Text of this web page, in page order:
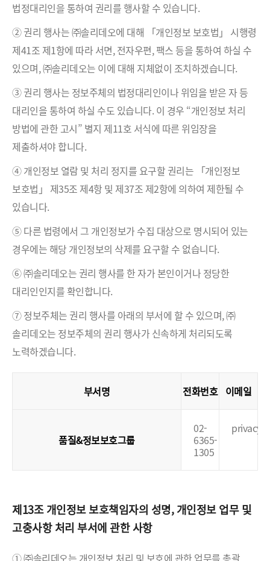
법정대리인을 통하여 권리를 행사할 수 있습니다.
② 권리 행사는 ㈜솔리데오에 대해 「개인정보 보호법」 시행령
제41조 제1항에 따라 서면, 전자우편, 팩스 등을 통하여 하실 수
있으며, ㈜솔리데오는 이에 대해 지체없이 조치하겠습니다.
③ 권리 행사는 정보주체의 법정대리인이나 위임을 받은 자 등
대리인을 통하여 하실 수도 있습니다. 이 경우 “개인정보 처리
방법에 관한 고시” 별지 제11호 서식에 따른 위임장을
제출하셔야 합니다.
④ 개인정보 열람 및 처리 정지를 요구할 권리는 「개인정보
보호법」 제35조 제4항 및 제37조 제2항에 의하여 제한될 수
있습니다.
⑤ 다른 법령에서 그 개인정보가 수집 대상으로 명시되어 있는
경우에는 해당 개인정보의 삭제를 요구할 수 없습니다.
⑥ ㈜솔리데오는 권리 행사를 한 자가 본인이거나 정당한
대리인인지를 확인합니다.
⑦ 정보주체는 권리 행사를 아래의 부서에 할 수 있으며, ㈜
솔리데오는 정보주체의 권리 행사가 신속하게 처리되도록
노력하겠습니다.
부서명 전화번호 이메일
품질&정보보호그룹
02-
6365-
1305
제13조 개인정보 보호책임자의 성명, 개인정보 업무 및
고충사항 처리 부서에 관한 사항
① ㈜솔리데오는 개인정보 처리 및 보호에 관한 업무를 총괄